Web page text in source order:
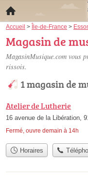
Accueil > Île-de-France >
Magasin de
MagasinMusique.com vous
rissois.
1 magasin de
Atelier de Lutherie
16 avenue de la Libération,
Fermé, ouvre demain à 14h
Horaires